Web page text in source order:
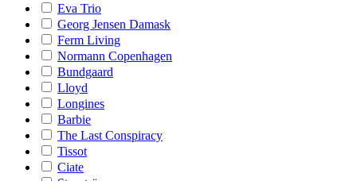
Eva Trio
Georg Jensen Damask
Ferm Living
Normann Copenhagen
Bundgaard
Lloyd
Longines
Barbie
The Last Conspiracy
Tissot
Ciate